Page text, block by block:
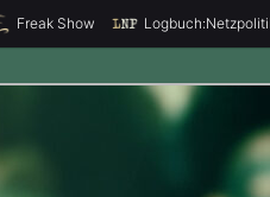
Freak Show